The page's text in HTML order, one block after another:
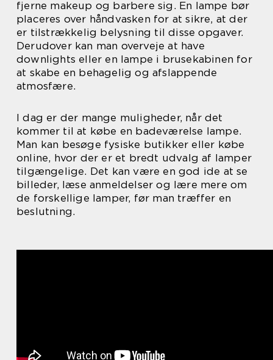
fjerne makeup og barbere sig. En lampe bør
placeres over håndvasken for at sikre, at der
er tilstrækkelig belysning til disse opgaver.
Derudover kan man overveje at have
downlights eller en lampe i brusekabinen for
at skabe en behagelig og afslappende
atmosfære.
I dag er der mange muligheder, når det
kommer til at købe en badeværelse lampe.
Man kan besøge fysiske butikker eller købe
online, hvor der er et bredt udvalg af lamper
tilgængelige. Det kan være en god ide at se
billeder, læse anmeldelser og lære mere om
de forskellige lamper, før man træffer en
beslutning.